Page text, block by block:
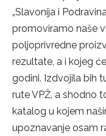
„Slavonija i
promoviramo naše
poljoprivredne
rezultate, a i kojeg
godini. Izdvojila bih
rute VPŽ, a shodno
katalog u kojem
upoznavanje osam